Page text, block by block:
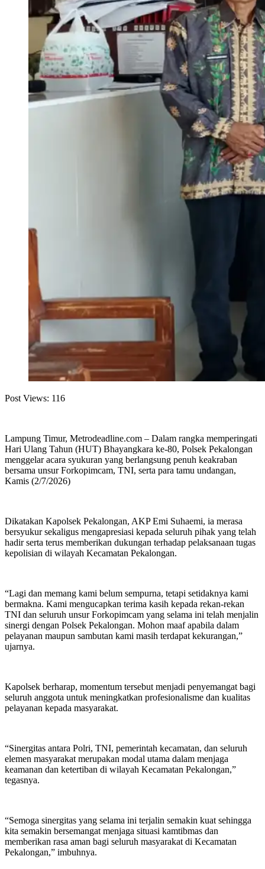
Post Views: 116
Lampung Timur, Metrodeadline.com – Dalam rangka memperingati
Hari Ulang Tahun (HUT) Bhayangkara ke-80, Polsek Pekalongan
menggelar acara syukuran yang berlangsung penuh keakraban
bersama unsur Forkopimcam, TNI, serta para tamu undangan,
Kamis (2/7/2026)
Dikatakan Kapolsek Pekalongan, AKP Emi Suhaemi, ia merasa
bersyukur sekaligus mengapresiasi kepada seluruh pihak yang telah
hadir serta terus memberikan dukungan terhadap pelaksanaan tugas
kepolisian di wilayah Kecamatan Pekalongan.
“Lagi dan memang kami belum sempurna, tetapi setidaknya kami
bermakna. Kami mengucapkan terima kasih kepada rekan-rekan
TNI dan seluruh unsur Forkopimcam yang selama ini telah menjalin
sinergi dengan Polsek Pekalongan. Mohon maaf apabila dalam
pelayanan maupun sambutan kami masih terdapat kekurangan,”
ujarnya.
Kapolsek berharap, momentum tersebut menjadi penyemangat bagi
seluruh anggota untuk meningkatkan profesionalisme dan kualitas
pelayanan kepada masyarakat.
“Sinergitas antara Polri, TNI, pemerintah kecamatan, dan seluruh
elemen masyarakat merupakan modal utama dalam menjaga
keamanan dan ketertiban di wilayah Kecamatan Pekalongan,”
tegasnya.
“Semoga sinergitas yang selama ini terjalin semakin kuat sehingga
kita semakin bersemangat menjaga situasi kamtibmas dan
memberikan rasa aman bagi seluruh masyarakat di Kecamatan
Pekalongan,” imbuhnya.